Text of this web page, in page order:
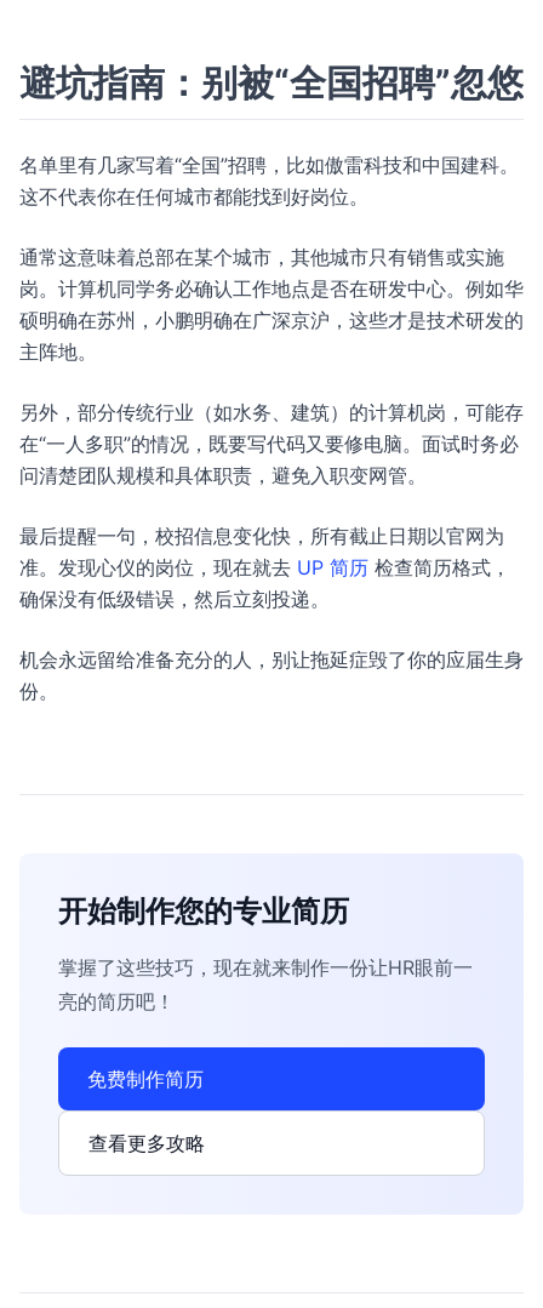
避坑指南：别被“全国招聘”忽悠
名单里有几家写着“全国”招聘，比如傲雷科技和中国建科。
这不代表你在任何城市都能找到好岗位。
通常这意味着总部在某个城市，其他城市只有销售或实施
岗。计算机同学务必确认工作地点是否在研发中心。例如华
硕明确在苏州，小鹏明确在广深京沪，这些才是技术研发的
主阵地。
另外，部分传统行业（如水务、建筑）的计算机岗，可能存
在“一人多职”的情况，既要写代码又要修电脑。面试时务必
问清楚团队规模和具体职责，避免入职变网管。
最后提醒一句，校招信息变化快，所有截止日期以官网为
准。发现心仪的岗位，现在就去 UP 简历 检查简历格式，
确保没有低级错误，然后立刻投递。
机会永远留给准备充分的人，别让拖延症毁了你的应届生身
份。
开始制作您的专业简历
掌握了这些技巧，现在就来制作一份让HR眼前一
亮的简历吧！
免费制作简历
查看更多攻略